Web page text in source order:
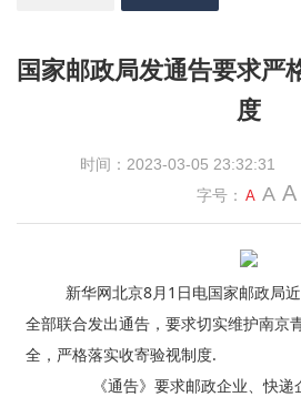
国家邮政局发通告要求严
度
时间：2023-03-05 23:32:31
字号： A A A
新华网北京8月1日电国家邮政局
全部联合发出通告，要求切实维护南京
全，严格落实收寄验视制度.
《通告》要求邮政企业、快递企